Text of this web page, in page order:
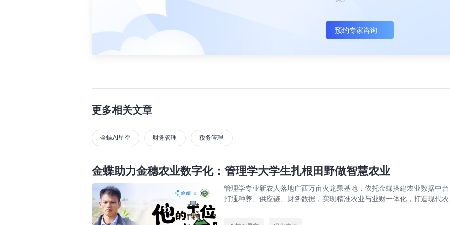
预约专家咨询
更多相关文章
金蝶AI星空 财务管理 税务管理
金蝶助力金穗农业数字化：管理学大学生扎根田野做智慧农业
管理学专业新农人落地广西万亩火龙果基地，依托金蝶搭建农业数据中
打通种养、供应链、财务数据，实现精准农业与业财一体化，打造现代